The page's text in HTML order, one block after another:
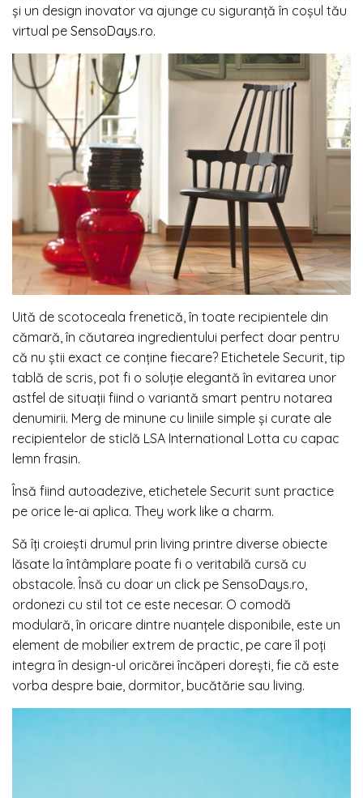
și un design inovator va ajunge cu siguranță în coșul tău
virtual pe SensoDays.ro.
Uită de scotoceala frenetică, în toate recipientele din
cămară, în căutarea ingredientului perfect doar pentru
că nu știi exact ce conține fiecare? Etichetele Securit, tip
tablă de scris, pot fi o soluție elegantă în evitarea unor
astfel de situații fiind o variantă smart pentru notarea
denumirii. Merg de minune cu liniile simple și curate ale
recipientelor de sticlă LSA International Lotta cu capac
lemn frasin.
Însă fiind autoadezive, etichetele Securit sunt practice
pe orice le-ai aplica. They work like a charm.
Să îți croiești drumul prin living printre diverse obiecte
lăsate la întâmplare poate fi o veritabilă cursă cu
obstacole. Însă cu doar un click pe SensoDays.ro,
ordonezi cu stil tot ce este necesar. O comodă
modulară, în oricare dintre nuanțele disponibile, este un
element de mobilier extrem de practic, pe care îl poți
integra în design-ul oricărei încăperi dorești, fie că este
vorba despre baie, dormitor, bucătărie sau living.